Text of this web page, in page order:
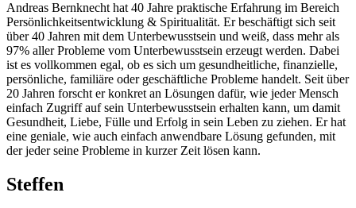
Andreas Bernknecht hat 40 Jahre praktische Erfahrung im Bereich
Persönlichkeitsentwicklung & Spiritualität. Er beschäftigt sich seit
über 40 Jahren mit dem Unterbewusstsein und weiß, dass mehr als
97% aller Probleme vom Unterbewusstsein erzeugt werden. Dabei
ist es vollkommen egal, ob es sich um gesundheitliche, finanzielle,
persönliche, familiäre oder geschäftliche Probleme handelt. Seit über
20 Jahren forscht er konkret an Lösungen dafür, wie jeder Mensch
einfach Zugriff auf sein Unterbewusstsein erhalten kann, um damit
Gesundheit, Liebe, Fülle und Erfolg in sein Leben zu ziehen. Er hat
eine geniale, wie auch einfach anwendbare Lösung gefunden, mit
der jeder seine Probleme in kurzer Zeit lösen kann.
Steffen